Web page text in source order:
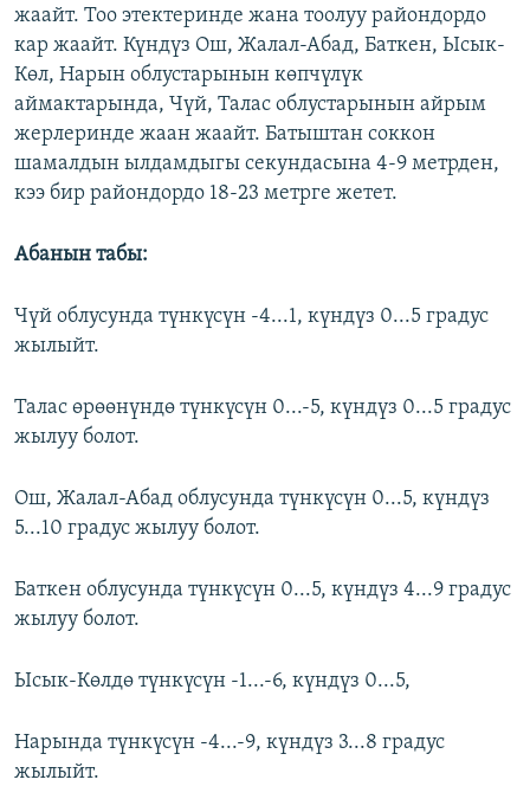
жаайт. Тоо этектеринде жана тоолуу райондордо
кар жаайт. Күндүз Ош, Жалал-Абад, Баткен, Ысык-
Көл, Нарын облустарынын көпчүлүк
аймактарында, Чүй, Талас облустарынын айрым
жерлеринде жаан жаайт. Батыштан соккон
шамалдын ылдамдыгы секундасына 4-9 метрден,
кээ бир райондордо 18-23 метрге жетет.
Абанын табы:
Чүй облусунда түнкүсүн -4...1, күндүз 0...5 градус
жылыйт.
Талас өрөөнүндө түнкүсүн 0...-5, күндүз 0...5 градус
жылуу болот.
Ош, Жалал-Абад облусунда түнкүсүн 0...5, күндүз
5...10 градус жылуу болот.
Баткен облусунда түнкүсүн 0...5, күндүз 4...9 градус
жылуу болот.
Ысык-Көлдө түнкүсүн -1...-6, күндүз 0...5,
Нарында түнкүсүн -4...-9, күндүз 3...8 градус
жылыйт.